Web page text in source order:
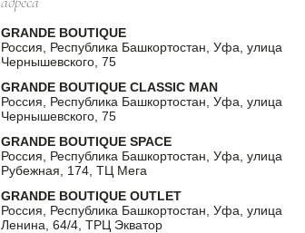
GRANDE BOUTIQUE
Россия, Республика Башкортостан, Уфа, улица
Чернышевского, 75
GRANDE BOUTIQUE CLASSIC MAN
Россия, Республика Башкортостан, Уфа, улица
Чернышевского, 75
GRANDE BOUTIQUE SPACE
Россия, Республика Башкортостан, Уфа, улица
Рубежная, 174, ТЦ Мега
GRANDE BOUTIQUE OUTLET
Россия, Республика Башкортостан, Уфа, улица
Ленина, 64/4, ТРЦ Экватор